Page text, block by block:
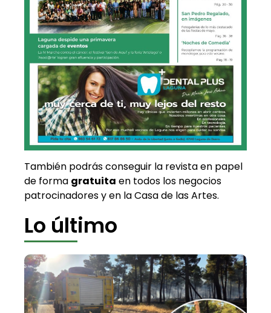
También podrás conseguir la revista en papel
de forma gratuita en todos los negocios
patrocinadores y en la Casa de las Artes.
Lo último